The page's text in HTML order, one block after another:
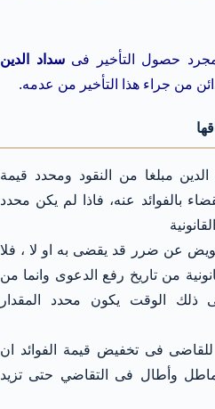
حصول التأخير فىسداد الدين
من جراء هذا التأخير من عدمه.
مبلغا من النقود ومحدد قيمة
بالفوائد عنه، فاذا لم يكن محدد
عن ضرر قد يقضى به او لا ، فلا
من تاريخ رفع الدعوى وانما من
ذلك الوقت يكون محدد المقدار
فى تخفيض قيمة الفوائد ان
وأطال فى التقاضي حتى تزيد